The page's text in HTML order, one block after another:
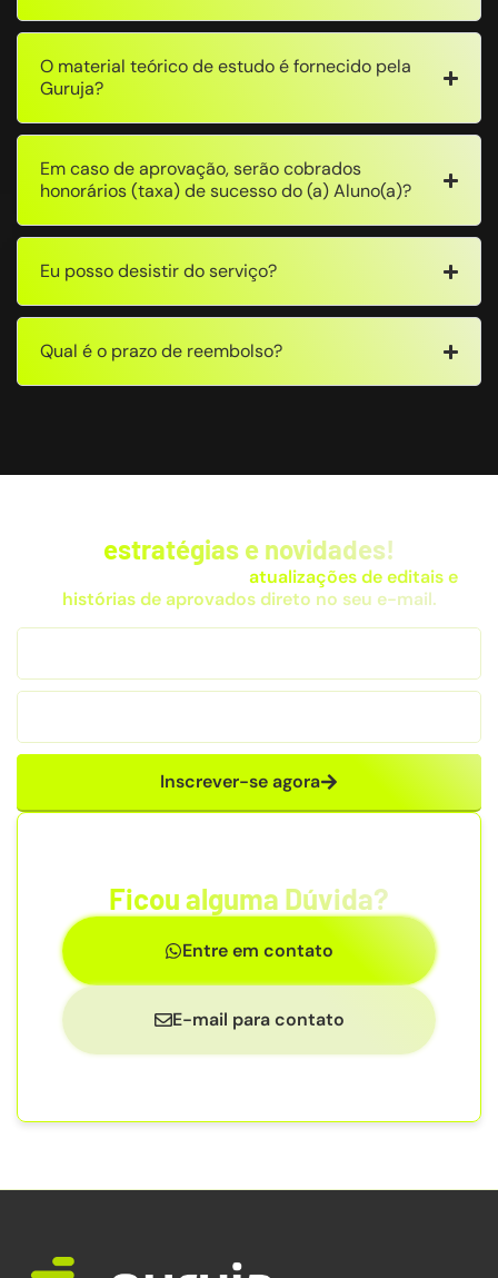
O material teórico de estudo é fornecido pela
Guruja?
Em caso de aprovação, serão cobrados
honorários (taxa) de sucesso do (a) Aluno(a)?
Eu posso desistir do serviço?
Qual é o prazo de reembolso?
estratégias e novidades!
atualizações de editais e
histórias de aprovados direto no seu e-mail.
Inscrever-se agora
Ficou alguma Dúvida?
Entre em contato
E-mail para contato